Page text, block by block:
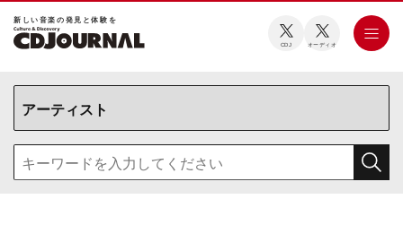
新しい⾳楽の発⾒と体験を
CDJ オーディオ